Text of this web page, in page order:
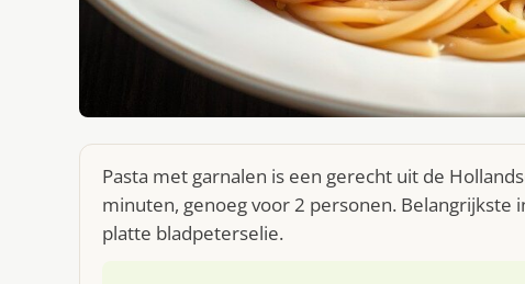
Pasta met garnalen is een gerecht uit de
minuten, genoeg voor 2 personen.
platte bladpeterselie.